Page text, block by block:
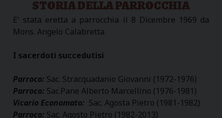
STORIA DELLA PARROCCHIA
E' stata eretta a parrocchia il 8 Dicembre 1969 da
Mons. Angelo Calabretta
I sacerdoti succedutisi
Parroco: Sac. Stracquadanio Giovanni (1972-1976)
Parroco: Sac.Pane Alberto Marcellino (1976-1981)
Vicario Economato: Sac. Agosta Pietro (1981-1982)
Parroco: Sac. Agosto Pietro (1982-2013)